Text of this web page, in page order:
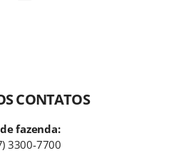
CONTATOS
fazenda:
3300-7700